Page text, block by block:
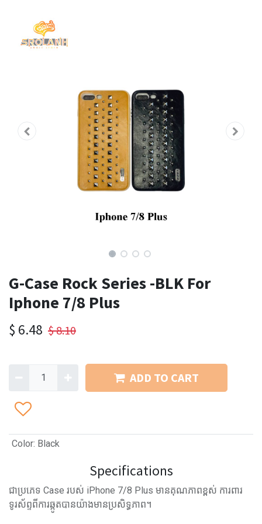
G-Case Rock Series -BLK For
Iphone 7/8 Plus
$ 6.48 $8.10
ADD TO CART
Color: Black
Specifications
ជាប្រភេទ Case របស់ iPhone 7/8 Plus មានគុណភាពខ្ពស់ ការពារ
ទូរស័ព្ទពីការឆ្កូតបានយ៉ាងមានប្រសិទ្ធភាព។